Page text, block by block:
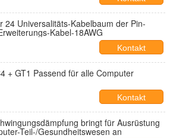
24 Universalitäts-Kabelbaum der Pin-
Kabel-18AWG
Kontakt
+ GT1 Passend für alle Computer
Kontakt
bringt für Ausrüstung
Teil-/Gesundheitswesen an